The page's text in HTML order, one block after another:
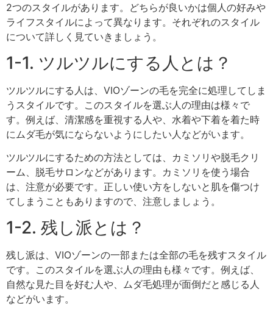
2つのスタイルがあります。どちらが良いかは個人の好みや
ライフスタイルによって異なります。それぞれのスタイル
について詳しく見ていきましょう。
1-1. ツルツルにする人とは？
ツルツルにする人は、VIOゾーンの毛を完全に処理してしま
うスタイルです。このスタイルを選ぶ人の理由は様々で
す。例えば、清潔感を重視する人や、水着や下着を着た時
にムダ毛が気にならないようにしたい人などがいます。
ツルツルにするための方法としては、カミソリや脱毛クリ
ーム、脱毛サロンなどがあります。カミソリを使う場合
は、注意が必要です。正しい使い方をしないと肌を傷つけ
てしまうこともありますので、注意しましょう。
1-2. 残し派とは？
残し派は、VIOゾーンの一部または全部の毛を残すスタイル
です。このスタイルを選ぶ人の理由も様々です。例えば、
自然な見た目を好む人や、ムダ毛処理が面倒だと感じる人
などがいます。